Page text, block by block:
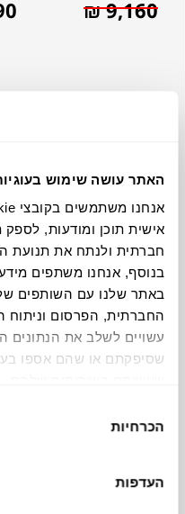
האתר עושה שימוש
אישית תוכן ומודעות,
חברתית ולנתח את תנועת
בנוסף, אנחנו משתפים
באתר שלנו עם השותפים
החברתית, הפרסום וניתוח
עשויים לשלב את
שסיפקתם או שהם אספו
הסכמה
הכרחיות
העדפות
₪9,160
להדמיית AI Design
תוכלו למצוא אותי ב: